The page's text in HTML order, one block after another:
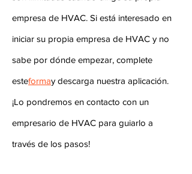
empresa de HVAC. Si está interesado en
iniciar su propia empresa de HVAC y no
sabe por dónde empezar, complete
esteformay descarga nuestra aplicación.
¡Lo pondremos en contacto con un
empresario de HVAC para guiarlo a
través de los pasos!